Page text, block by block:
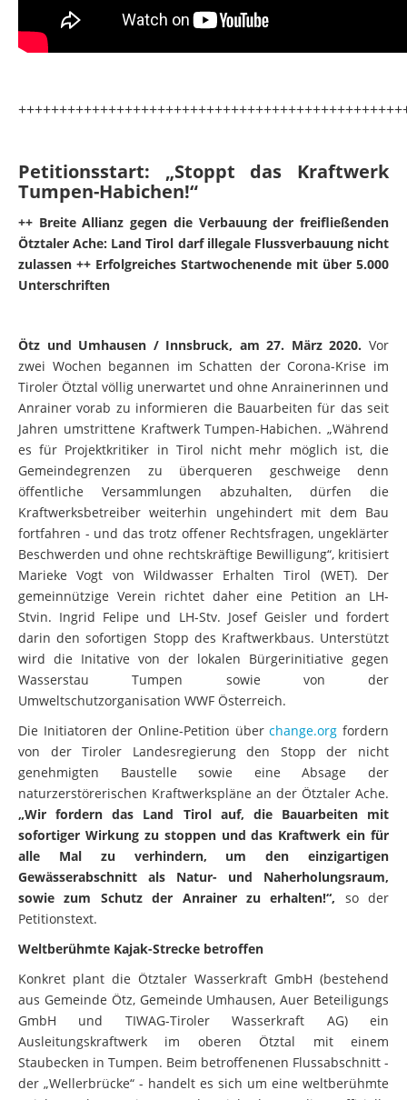
Petitionsstart: „Stoppt das Kraftwerk
Tumpen-Habichen!“
++ Breite Allianz gegen die Verbauung der freifließenden
Ötztaler Ache: Land Tirol darf illegale Flussverbauung nicht
zulassen ++ Erfolgreiches Startwochenende mit über 5.000
Unterschriften
Ötz und Umhausen / Innsbruck, am 27. März 2020. Vor
zwei Wochen begannen im Schatten der Corona-Krise im
Tiroler Ötztal völlig unerwartet und ohne Anrainerinnen und
Anrainer vorab zu informieren die Bauarbeiten für das seit
Jahren umstrittene Kraftwerk Tumpen-Habichen. „Während
es für Projektkritiker in Tirol nicht mehr möglich ist, die
Gemeindegrenzen zu überqueren geschweige denn
öffentliche Versammlungen abzuhalten, dürfen die
Kraftwerksbetreiber weiterhin ungehindert mit dem Bau
fortfahren - und das trotz offener Rechtsfragen, ungeklärter
Beschwerden und ohne rechtskräftige Bewilligung“, kritisiert
Marieke Vogt von Wildwasser Erhalten Tirol (WET). Der
gemeinnützige Verein richtet daher eine Petition an LH-
Stvin. Ingrid Felipe und LH-Stv. Josef Geisler und fordert
darin den sofortigen Stopp des Kraftwerkbaus. Unterstützt
wird die Initative von der lokalen Bürgerinitiative gegen
Wasserstau Tumpen sowie von der
Umweltschutzorganisation WWF Österreich.
Die Initiatoren der Online-Petition überchange.org fordern
von der Tiroler Landesregierung den Stopp der nicht
genehmigten Baustelle sowie eine Absage der
naturzerstörerischen Kraftwerkspläne an der Ötztaler Ache.
„Wir fordern das Land Tirol auf, die Bauarbeiten mit
sofortiger Wirkung zu stoppen und das Kraftwerk ein für
alle Mal zu verhindern, um den einzigartigen
Gewässerabschnitt als Natur- und Naherholungsraum,
sowie zum Schutz der Anrainer zu erhalten!“, so der
Petitionstext.
Weltberühmte Kajak-Strecke betroffen
Konkret plant die Ötztaler Wasserkraft GmbH (bestehend
aus Gemeinde Ötz, Gemeinde Umhausen, Auer Beteiligungs
GmbH und TIWAG-Tiroler Wasserkraft AG) ein
Ausleitungskraftwerk im oberen Ötztal mit einem
Staubecken in Tumpen. Beim betroffenenen Flussabschnitt -
der „Wellerbrücke“ - handelt es sich um eine weltberühmte